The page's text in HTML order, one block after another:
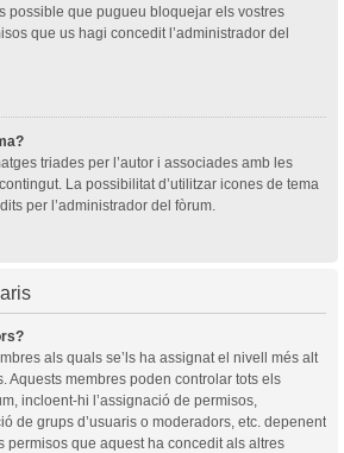
possible que pugueu bloquejar els vostres
que us hagi concedit l’administrador del
triades per l’autor i associades amb les
La possibilitat d’utilitzar icones de tema
per l’administrador del fòrum.
als quals se’ls ha assignat el nivell més alt
Aquests membres poden controlar tots els
incloent-hi l’assignació de permisos,
de grups d’usuaris o moderadors, etc. depenent
permisos que aquest ha concedit als altres